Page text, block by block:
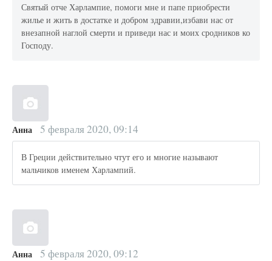
Святый отче Харлампие, помоги мне и папе приобрести
жилье и жить в достатке и добром здравии,избави нас от
внезапной наглой смерти и приведи нас и моих сродников ко
Господу.
Анна 5 февраля 2020, 09:14
В Греции действительно чтут его и многие называют
мальчиков именем Харлампий.
Анна 5 февраля 2020, 09:12